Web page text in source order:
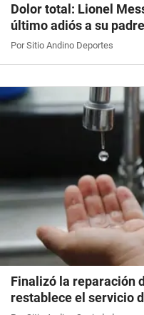
Dolor total: Lionel
último adiós a su
Por Sitio Andino Deportes
Finalizó la reparación
restablece el servicio